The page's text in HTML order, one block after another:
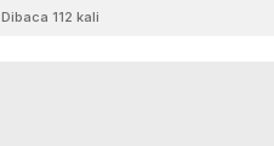
Dibaca 112 kali